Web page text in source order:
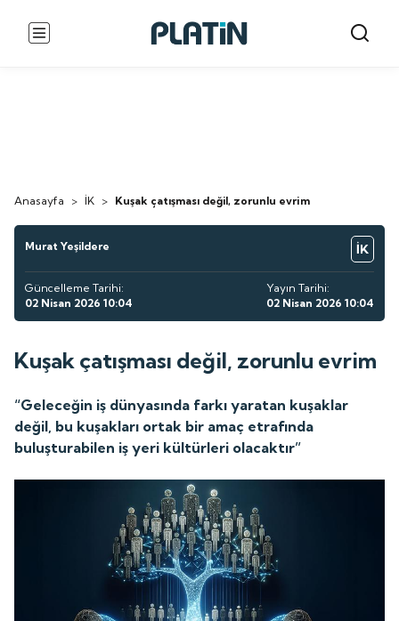
Anasayfa > İK > Kuşak çatışması değil, zorunlu evrim
Murat Yeşildere İK
Güncelleme Tarihi:
02 Nisan 2026 10:04
Yayın Tarihi:
02 Nisan 2026 10:04
Kuşak çatışması değil, zorunlu evrim
“Geleceğin iş dünyasında farkı yaratan kuşaklar
değil, bu kuşakları ortak bir amaç etrafında
buluşturabilen iş yeri kültürleri olacaktır”